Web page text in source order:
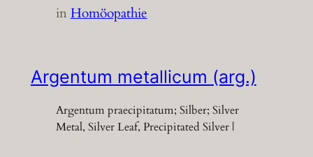
inHomöopathie
Argentum metallicum (arg.)
Argentum praecipitatum; Silber; Silver
Metal, Silver Leaf, Precipitated Silver |